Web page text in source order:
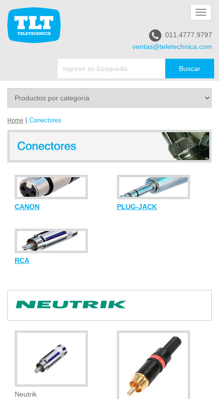
011.4777.9797
ventas@teletechnica.com
Home | Conectores
CANON PLUG-JACK
RCA
Neutrik